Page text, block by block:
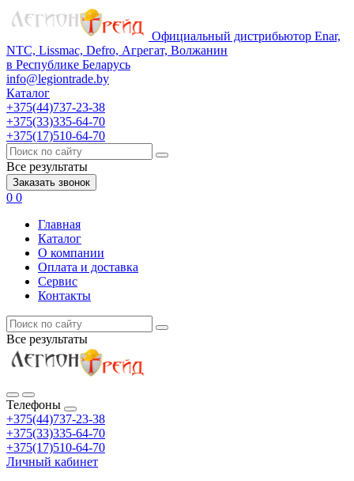
Официальный дистрибьютор Enar,
NTC, Lissmac, Defro, Агрегат, Волжанин
в Республике Беларусь
info@legiontrade.by
Каталог
+375(44)737-23-38
+375(33)335-64-70
+375(17)510-64-70
Все результаты
Заказать звонок
0 0
Главная
Каталог
О компании
Оплата и доставка
Сервис
Контакты
Все результаты
Телефоны
+375(44)737-23-38
+375(33)335-64-70
+375(17)510-64-70
Личный кабинет